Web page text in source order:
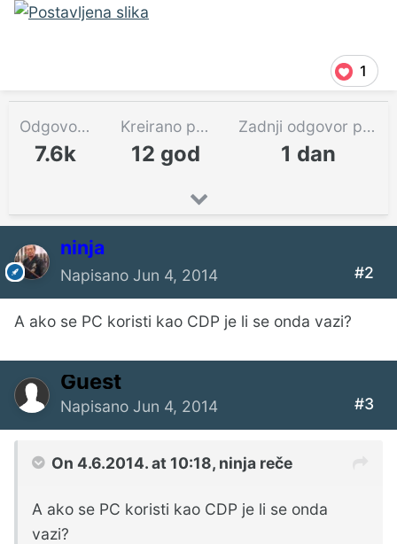
1
Odgovora
7.6k
Kreirano pre
12 god
Zadnji odgovor pre
1 dan
ninja
Napisano Jun 4, 2014 #2
A ako se PC koristi kao CDP je li se onda vazi?
Guest
Napisano Jun 4, 2014 #3
On 4.6.2014. at 10:18, ninja reče
A ako se PC koristi kao CDP je li se onda
vazi?